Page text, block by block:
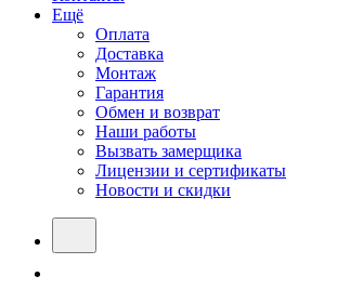
Ещё
Оплата
Доставка
Монтаж
Гарантия
Обмен и возврат
Наши работы
Вызвать замерщика
Лицензии и сертификаты
Новости и скидки